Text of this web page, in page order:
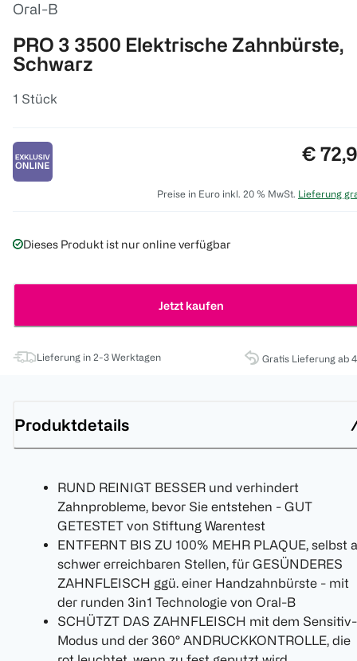
Oral-B
PRO 3 3500 Elektrische Zahnbürste,
Schwarz
1 Stück
Preis:
€
Preise in Euro inkl. 20 % MwSt. Lieferung
Dieses Produkt ist nur online verfügbar
Jetzt kaufen
Lieferung in 2-3 Werktagen Gratis Lieferung ab
Produktdetails
RUND REINIGT BESSER und verhindert
Zahnprobleme, bevor Sie entstehen - GUT
GETESTET von Stiftung Warentest
ENTFERNT BIS ZU 100% MEHR PLAQUE, selbst
schwer erreichbaren Stellen, für GESÜNDERES
ZAHNFLEISCH ggü. einer Handzahnbürste - mit
der runden 3in1 Technologie von Oral-B
SCHÜTZT DAS ZAHNFLEISCH mit dem Sensitiv-
Modus und der 360° ANDRUCKKONTROLLE, die